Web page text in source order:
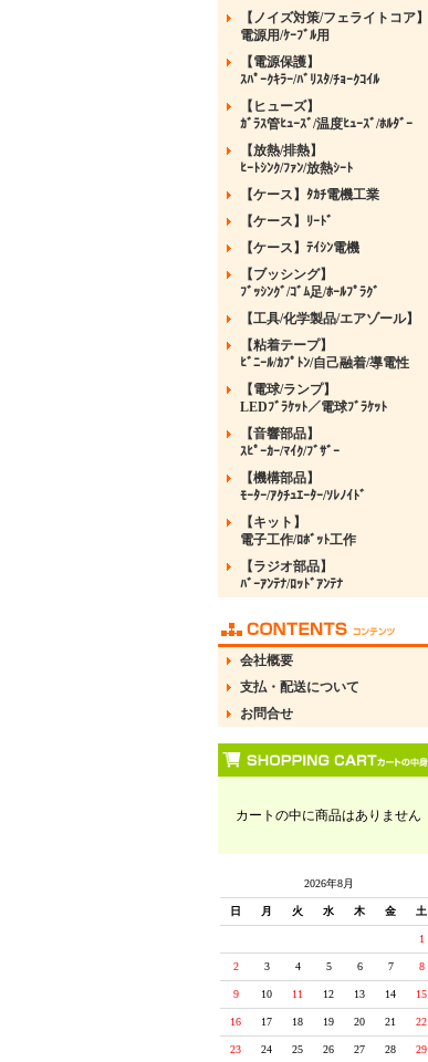
【ノイズ対策/フェライトコア】
電源用/ｹｰﾌﾞﾙ用
【電源保護】
ｽﾊﾟｰｸｷﾗｰ/ﾊﾞﾘｽﾀ/ﾁｮｰｸｺｲﾙ
【ヒューズ】
ｶﾞﾗｽ管ﾋｭｰｽﾞ/温度ﾋｭｰｽﾞ/ﾎﾙﾀﾞｰ
【放熱/排熱】
ﾋｰﾄｼﾝｸ/ﾌｧﾝ/放熱ｼｰﾄ
【ケース】ﾀｶﾁ電機工業
【ケース】ﾘｰﾄﾞ
【ケース】ﾃｲｼﾝ電機
【ブッシング】
ﾌﾞｯｼﾝｸﾞ/ｺﾞﾑ足/ﾎｰﾙﾌﾟﾗｸﾞ
【工具/化学製品/エアゾール】
【粘着テープ】
ﾋﾞﾆｰﾙ/ｶﾌﾟﾄﾝ/自己融着/導電性
【電球/ランプ】
LEDﾌﾞﾗｹｯﾄ／電球ﾌﾞﾗｹｯﾄ
【音響部品】
ｽﾋﾟｰｶｰ/ﾏｲｸ/ﾌﾞｻﾞｰ
【機構部品】
ﾓｰﾀｰ/ｱｸﾁｭｴｰﾀｰ/ｿﾚﾉｲﾄﾞ
【キット】
電子工作/ﾛﾎﾞｯﾄ工作
【ラジオ部品】
ﾊﾞｰｱﾝﾃﾅ/ﾛｯﾄﾞｱﾝﾃﾅ
会社概要
支払・配送について
お問合せ
カートの中に商品はありません
2026年8月
日 月 火 水 木 金 土
1
2 3 4 5 6 7 8
9 10 11 12 13 14 15
16 17 18 19 20 21 22
23 24 25 26 27 28 29